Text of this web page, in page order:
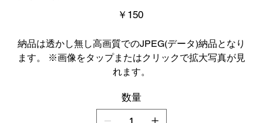
価
格
￥150
納品は透かし無し高画質でのJPEG(データ)納品となり
ます。 ※画像をタップまたはクリックで拡大写真が見
れます。
数量